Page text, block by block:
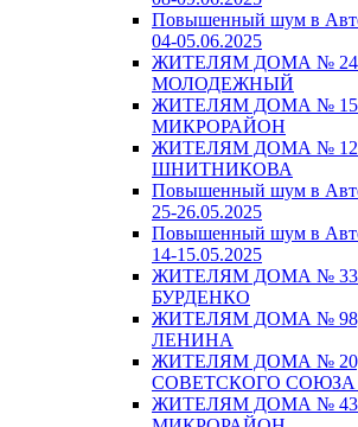
Повышенный шум в
04-05.06.2025
ЖИТЕЛЯМ ДОМА №
МОЛОДЕЖНЫЙ
ЖИТЕЛЯМ ДОМА № 15
МИКРОРАЙОН
ЖИТЕЛЯМ ДОМА № 12
ШНИТНИКОВА
Повышенный шум в
25-26.05.2025
Повышенный шум в
14-15.05.2025
ЖИТЕЛЯМ ДОМА №
БУРДЕНКО
ЖИТЕЛЯМ ДОМА №
ЛЕНИНА
ЖИТЕЛЯМ ДОМА № 20,
СОВЕТСКОГО
ЖИТЕЛЯМ ДОМА № 43